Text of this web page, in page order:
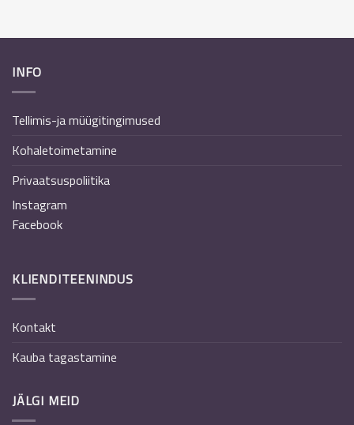
INFO
Tellimis-ja müügitingimused
Kohaletoimetamine
Privaatsuspoliitika
Instagram
Facebook
KLIENDITEENINDUS
Kontakt
Kauba tagastamine
JÄLGI MEID